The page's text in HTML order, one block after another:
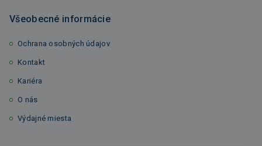
Všeobecné informácie
Ochrana osobných údajov
Kontakt
Kariéra
O nás
Výdajné miesta